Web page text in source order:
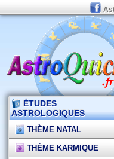
ÉTUDES
ASTROLOGIQUES
THÈME NATAL
THÈME KARMIQUE